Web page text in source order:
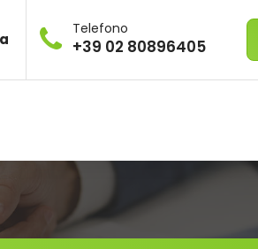
Telefono
+39 02 80896405